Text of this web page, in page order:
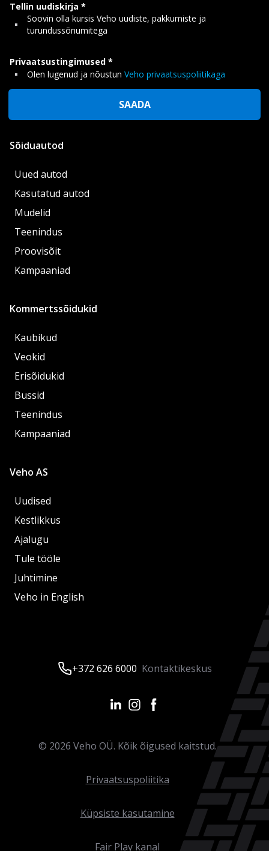
Tellin uudiskirja
Soovin olla kursis Veho uudiste, pakkumiste ja
turundussõnumitega
Privaatsustingimused
Olen lugenud ja nõustun Veho privaatsuspoliitikaga
SAADA
Sõiduautod
Uued autod
Kasutatud autod
Mudelid
Teenindus
Proovisõit
Kampaaniad
Kommertssõidukid
Kaubikud
Veokid
Erisõidukid
Bussid
Teenindus
Kampaaniad
Veho AS
Uudised
Kestlikkus
Ajalugu
Tule tööle
Juhtimine
Veho in English
+372 626 6000 Kontaktikeskus
© 2026 Veho OÜ. Kõik õigused kaitstud.
Privaatsuspoliitika
Küpsiste kasutamine
Fair Play kanal